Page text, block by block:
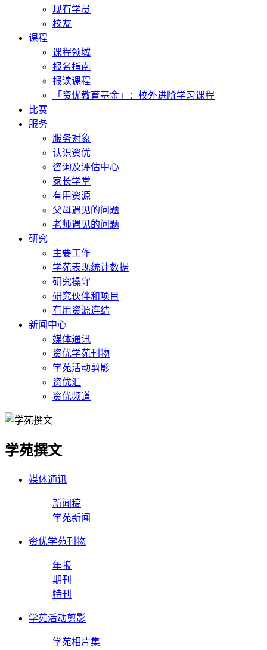
现有学员
校友
课程
课程领域
报名指南
报读课程
「资优教育基金」：校外进阶学习课程
比赛
服务
服务对象
认识资优
咨询及评估中心
家长学堂
有用资源
父母遇见的问题
老师遇见的问题
研究
主要工作
学苑表现统计数据
研究操守
研究伙伴和项目
有用资源连结
新闻中心
媒体通讯
资优学苑刊物
学苑活动剪影
资优汇
资优频道
学苑撰文
媒体通讯
新闻稿
学苑新闻
资优学苑刊物
年报
期刊
特刊
学苑活动剪影
学苑相片集